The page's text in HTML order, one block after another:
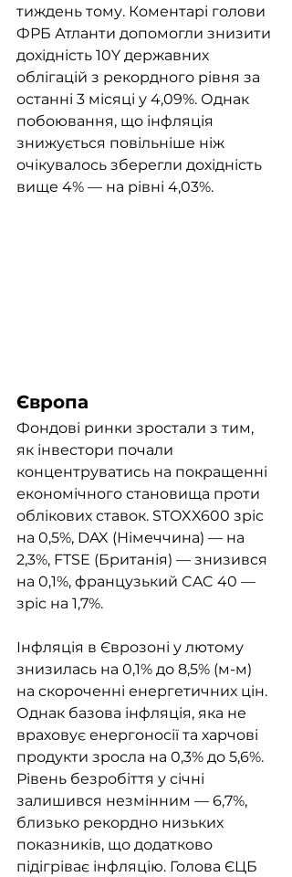
тиждень тому. Коментарі голови
ФРБ Атланти допомогли знизити
дохідність 10Y державних
облігацій з рекордного рівня за
останні 3 місяці у 4,09%. Однак
побоювання, що інфляція
знижується повільніше ніж
очікувалось зберегли дохідність
вище 4% — на рівні 4,03%.
Європа
Фондові ринки зростали з тим,
як інвестори почали
концентруватись на покращенні
економічного становища проти
облікових ставок. STOXX600 зріс
на 0,5%, DAX (Німеччина) — на
2,3%, FTSE (Британія) — знизився
на 0,1%, французький CAC 40 —
зріс на 1,7%.
Інфляція в Єврозоні у лютому
знизилась на 0,1% до 8,5% (м-м)
на скороченні енергетичних цін.
Однак базова інфляція, яка не
враховує енергоносії та харчові
продукти зросла на 0,3% до 5,6%.
Рівень безробіття у січні
залишився незмінним — 6,7%,
близько рекордно низьких
показників, що додатково
підігріває інфляцію. Голова ЄЦБ